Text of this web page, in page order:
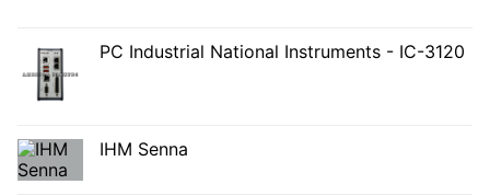
PC Industrial National Instruments - IC-3120
IHM Senna